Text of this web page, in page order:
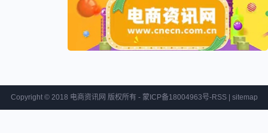
Copyright © 2018 电商资讯网 版权所有 - 蒙ICP备18004963号-RSS| sitemap